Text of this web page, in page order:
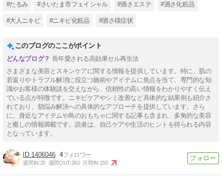
#たるみ #さいたま市フェイシャル #酒さエステ #酒さ化粧品
#大人ニキビ #ニキビ化粧品 #酒さ様症状
このブログのここがポイント
長年愛される高効果セル再生法
さまざまな美容とスキンケアに関する情報を提供しています。特に、肌の
若返りやトラブル解消に役立つ施術やアイテムに焦点を当て、専門的な知
識やお客様の体験談を交えながら、信頼性の高い情報をわかりやすく伝え
ている点が特徴です。ニキビケアやシミ改善など具体的な結果例も紹介さ
れており、肌悩み解決への具体的なアプローチを提供しています。さら
に、身近なアイテムや鳥のおもちゃに関する記事も含まれ、多角的な美容
と癒しの情報満載です。読者は、自己ケアや生活のヒントを得られる内容
となっています。
1406046 4
週間IN:20 週間OUT:260 月間IN:150